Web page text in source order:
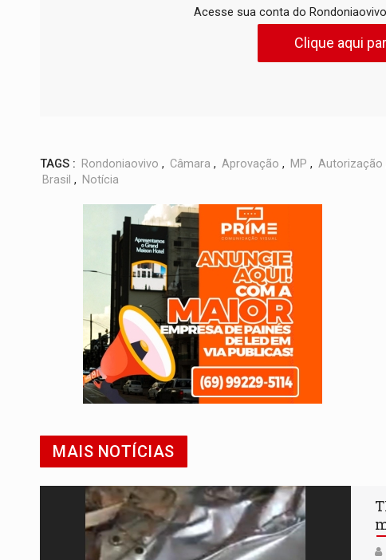
Acesse sua conta do
Clique aqui
TAGS : Rondoniaovivo , Câmara , Aprovação , MP , Autorização
Brasil , Notícia
MAIS NOTÍCIAS